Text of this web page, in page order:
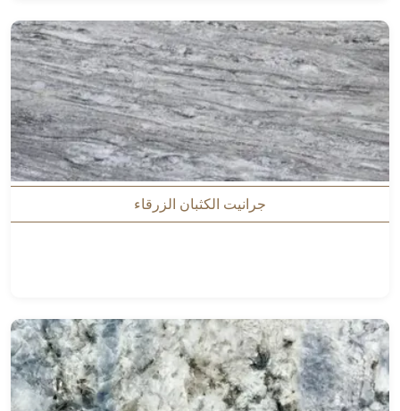
جرانيت الكثبان الزرقاء